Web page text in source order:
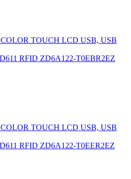
TOUCH LCD USB, USB
RFID ZD6A122-T0EBR2EZ
TOUCH LCD USB, USB
RFID ZD6A122-T0EER2EZ